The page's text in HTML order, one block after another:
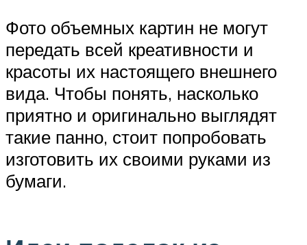
Фото объемных картин не могут
передать всей креативности и
красоты их настоящего внешнего
вида. Чтобы понять, насколько
приятно и оригинально выглядят
такие панно, стоит попробовать
изготовить их своими руками из
бумаги.